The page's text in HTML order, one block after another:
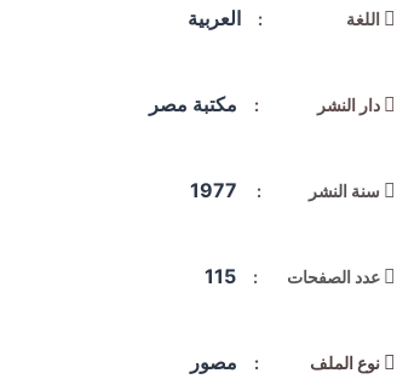
اللغة : العربية
دار النشر : مكتبة مصر
سنة النشر :
عدد الصفحات : 115
نوع الملف : مصور